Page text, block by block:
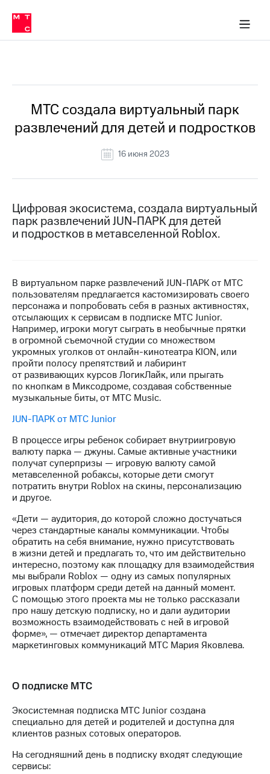
Медиа-центр
и акционерам
Устойчивое развитие
Комплаенс и деловая этика
компании
Карьера
История
компании
Руководство
Контакты
МТС
о технологиях
Достижения
Интервью
Финансовая
отчетность
спикера
и акционерам
Корпоративное
управление
секретарь
Раскрытие
информации
Информация
акционерам
Документы
ПАО
"МТС"
Собрания
акционеров
Личный
кабинет
капитал
Контроль
аудит
Рынок
акций
Описание
в МТС
Пресс-
релизы
о технологиях
МТС создала виртуальный парк
развлечений для детей и подростков
16 июня 2023
Цифровая экосистема, создала виртуальный
парк развлечений JUN-ПАРК для детей
и подростков в метавселенной Roblox.
В виртуальном парке развлечений JUN-ПАРК от МТС
пользователям предлагается кастомизировать своего
персонажа и попробовать себя в разных активностях,
отсылающих к сервисам в подписке МТС Junior.
Например, игроки могут сыграть в необычные прятки
в огромной съемочной студии со множеством
укромных уголков от онлайн-кинотеатра KION, или
пройти полосу препятствий и лабиринт
от развивающих курсов ЛогикЛайк, или прыгать
по кнопкам в Миксодроме, создавая собственные
музыкальные биты, от МТС Мusic.
JUN-ПАРК от МТС Junior
В процессе игры ребенок собирает внутриигровую
валюту парка — джуны. Самые активные участники
получат суперпризы — игровую валюту самой
метавселенной робаксы, которые дети смогут
потратить внутри Roblox на скины, персонализацию
и другое.
«Дети — аудитория, до которой сложно достучаться
через стандартные каналы коммуникации. Чтобы
обратить на себя внимание, нужно присутствовать
в жизни детей и предлагать то, что им действительно
интересно, поэтому как площадку для взаимодействия
мы выбрали Roblox — одну из самых популярных
игровых платформ среди детей на данный момент.
С помощью этого проекта мы не только рассказали
про нашу детскую подписку, но и дали аудитории
возможность взаимодействовать с ней в игровой
форме», — отмечает директор департамента
маркетинговых коммуникаций МТС Мария Яковлева.
О подписке МТС
Экосистемная подписка МТС Junior создана
специально для детей и родителей и доступна для
клиентов разных сотовых операторов.
На сегодняшний день в подписку входят следующие
сервисы: